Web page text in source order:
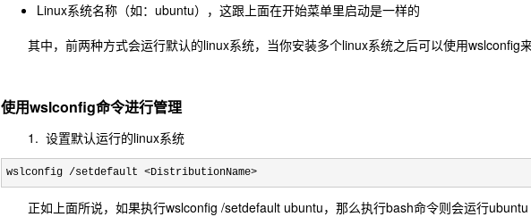
Linux系统名称（如：ubuntu），这跟上面在开始菜单里启动是一样的
其中，前两种方式会运行默认的linux系统，当你安装多个linux系统之后可以使用wslconfig
使用wslconfig命令进行管理
1. 设置默认运行的linux系统
wslconfig /setdefault <DistributionName>
正如上面所说，如果执行wslconfig /setdefault ubuntu，那么执行bash命令则会运行ubuntu